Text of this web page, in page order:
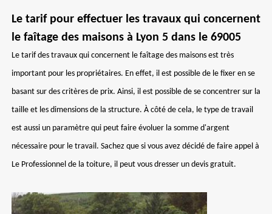
Le tarif pour effectuer les travaux qui concernent
le faîtage des maisons à Lyon 5 dans le 69005
Le tarif des travaux qui concernent le faîtage des maisons est très
important pour les propriétaires. En effet, il est possible de le fixer en se
basant sur des critères de prix. Ainsi, il est possible de se concentrer sur la
taille et les dimensions de la structure. À côté de cela, le type de travail
est aussi un paramètre qui peut faire évoluer la somme d'argent
nécessaire pour le travail. Sachez que si vous avez décidé de faire appel à
Le Professionnel de la toiture, il peut vous dresser un devis gratuit.